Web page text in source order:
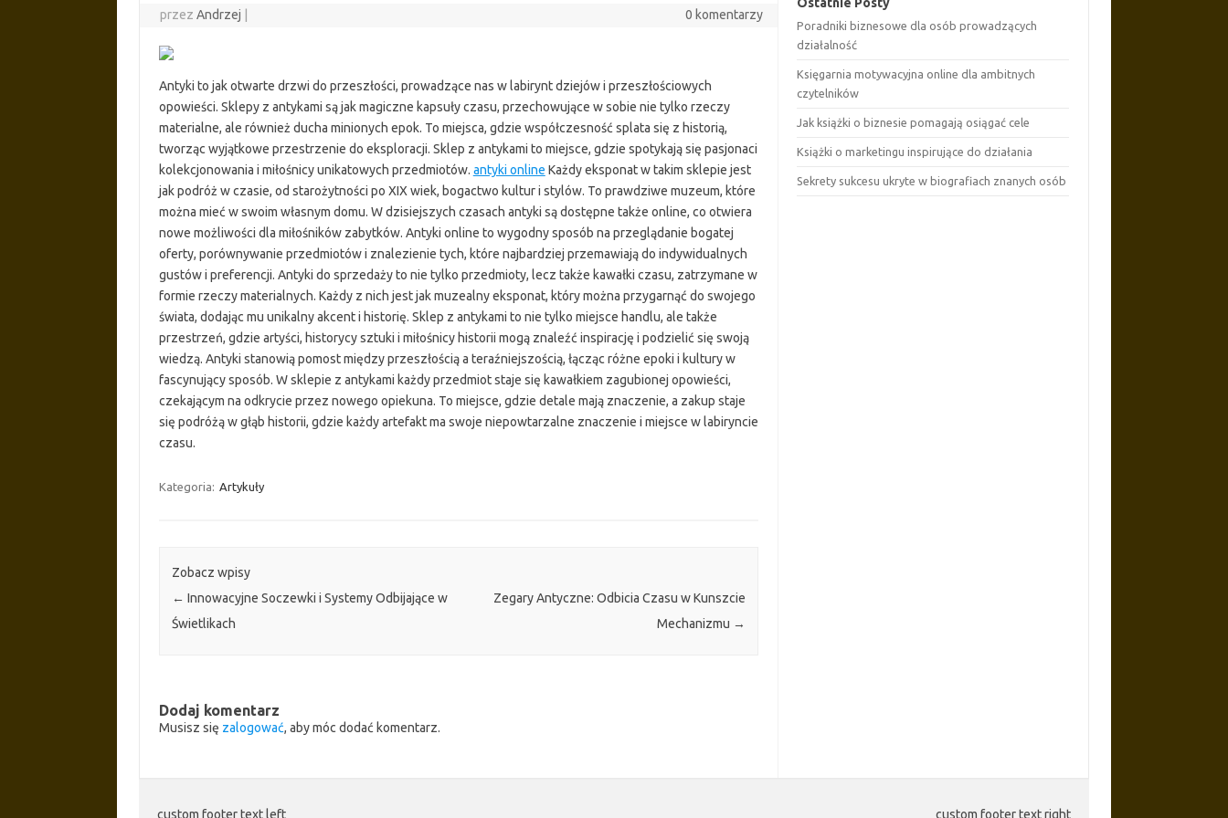
przezAndrzej 0 komentarzy
Antyki to jak otwarte drzwi do przeszłości, prowadzące nas w labirynt dziejów i przeszłościowych
opowieści. Sklepy z antykami są jak magiczne kapsuły czasu, przechowujące w sobie nie tylko rzeczy
materialne, ale również ducha minionych epok. To miejsca, gdzie współczesność splata się z historią,
tworząc wyjątkowe przestrzenie do eksploracji. Sklep z antykami to miejsce, gdzie spotykają się pasjonaci
kolekcjonowania i miłośnicy unikatowych przedmiotów. antyki online Każdy eksponat w takim sklepie jest
jak podróż w czasie, od starożytności po XIX wiek, bogactwo kultur i stylów. To prawdziwe muzeum, które
można mieć w swoim własnym domu. W dzisiejszych czasach antyki są dostępne także online, co otwiera
nowe możliwości dla miłośników zabytków. Antyki online to wygodny sposób na przeglądanie bogatej
oferty, porównywanie przedmiotów i znalezienie tych, które najbardziej przemawiają do indywidualnych
gustów i preferencji. Antyki do sprzedaży to nie tylko przedmioty, lecz także kawałki czasu, zatrzymane w
formie rzeczy materialnych. Każdy z nich jest jak muzealny eksponat, który można przygarnąć do swojego
świata, dodając mu unikalny akcent i historię. Sklep z antykami to nie tylko miejsce handlu, ale także
przestrzeń, gdzie artyści, historycy sztuki i miłośnicy historii mogą znaleźć inspirację i podzielić się swoją
wiedzą. Antyki stanowią pomost między przeszłością a teraźniejszością, łącząc różne epoki i kultury w
fascynujący sposób. W sklepie z antykami każdy przedmiot staje się kawałkiem zagubionej opowieści,
czekającym na odkrycie przez nowego opiekuna. To miejsce, gdzie detale mają znaczenie, a zakup staje
się podróżą w głąb historii, gdzie każdy artefakt ma swoje niepowtarzalne znaczenie i miejsce w labiryncie
czasu.
Kategoria: Artykuły
Zobacz wpisy
← Innowacyjne Soczewki i Systemy Odbijające w
Świetlikach
Zegary Antyczne: Odbicia Czasu w Kunszcie
Mechanizmu →
Dodaj komentarz
Musisz się zalogować, aby móc dodać komentarz.
Poradniki biznesowe dla osób prowadzących
działalność
Księgarnia motywacyjna online dla ambitnych
czytelników
Jak książki o biznesie pomagają osiągać cele
Książki o marketingu inspirujące do działania
Sekrety sukcesu ukryte w biografiach znanych osób
custom footer text left custom footer text right